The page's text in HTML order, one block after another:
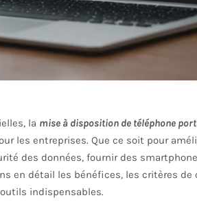
la mise à disposition de téléphone
les entreprises. Que ce soit pour
des données, fournir des
en détail les bénéfices, les critères de
indispensables.